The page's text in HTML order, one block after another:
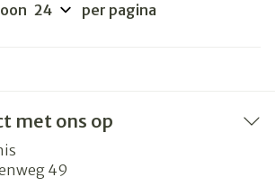
per pagina
met ons op
49